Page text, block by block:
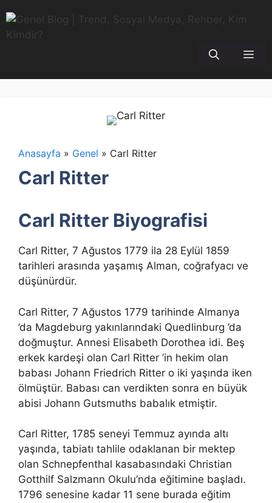
atla
Anasayfa » Genel » Carl Ritter
Carl Ritter
Carl Ritter Biyografisi
Carl Ritter, 7 Ağustos 1779 ila 28 Eylül 1859
tarihleri arasında yaşamış Alman, coğrafyacı ve
düşünürdür.
Carl Ritter, 7 Ağustos 1779 tarihinde Almanya
’da Magdeburg yakınlarındaki Quedlinburg ’da
doğmuştur. Annesi Elisabeth Dorothea idi. Beş
erkek kardeşi olan Carl Ritter ’in hekim olan
babası Johann Friedrich Ritter o iki yaşında iken
ölmüştür. Babası can verdikten sonra en büyük
abisi Johann Gutsmuths babalık etmiştir.
Carl Ritter, 1785 seneyi Temmuz ayında altı
yaşında, tabiatı tahlile odaklanan bir mektep
olan Schnepfenthal kasabasındaki Christian
Gotthilf Salzmann Okulu’nda eğitimine başladı.
1796 senesine kadar 11 sene burada eğitim